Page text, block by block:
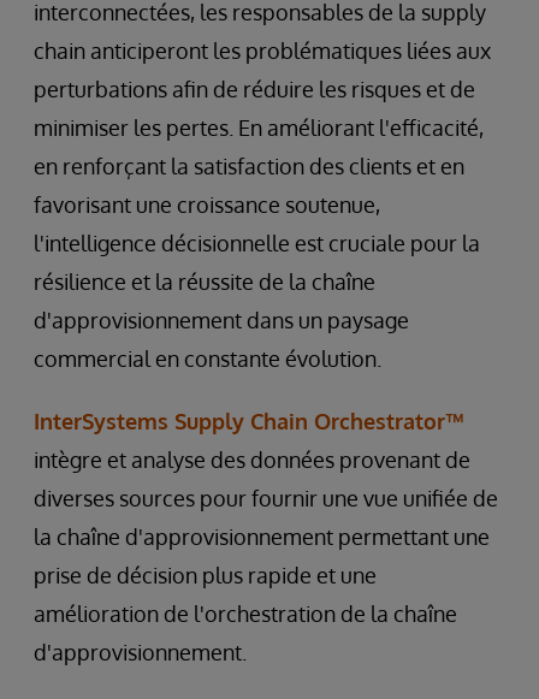
interconnectées, les responsables de la supply
chain anticiperont les problématiques liées aux
perturbations afin de réduire les risques et de
minimiser les pertes. En améliorant l'efficacité,
en renforçant la satisfaction des clients et en
favorisant une croissance soutenue,
l'intelligence décisionnelle est cruciale pour la
résilience et la réussite de la chaîne
d'approvisionnement dans un paysage
commercial en constante évolution.
InterSystems Supply Chain Orchestrator™
intègre et analyse des données provenant de
diverses sources pour fournir une vue unifiée de
la chaîne d'approvisionnement permettant une
prise de décision plus rapide et une
amélioration de l'orchestration de la chaîne
d'approvisionnement.